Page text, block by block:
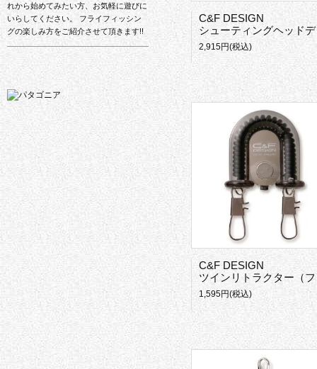
C&F DESIGN
シューティングヘッドディスペンサー
2,915円(税込)
C&F DESIGN
ツインリトラクター（フライキャッチャー付き）
1,595円(税込)
れから始めてみたい方、お気軽に遊びに
いらしてください。 フライフィッシン
グの楽しみ方をご紹介させて頂きます!!